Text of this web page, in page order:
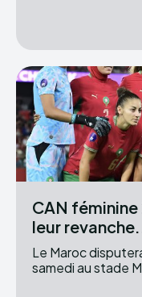
CAN
leur revanche...
Le Maroc
samedi au stade